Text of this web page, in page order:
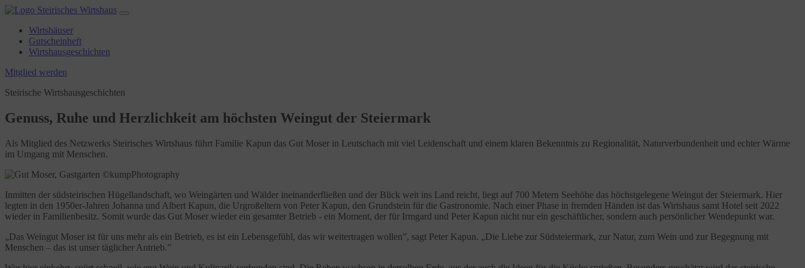
Wirtshäuser
Gutscheinheft
Wirtshausgeschichten
Mitglied werden
Steirische Wirtshausgeschichten
Genuss, Ruhe und Herzlichkeit am höchsten Weingut der Steiermark
Als Mitglied des Netzwerks Steirisches Wirtshaus führt Familie Kapun das Gut Moser in Leutschach mit viel Leidenschaft und einem klaren Bekenntnis zu Regionalität, Naturverbundenheit und echter Wärme
im Umgang mit Menschen.
Inmitten der südsteirischen Hügellandschaft, wo Weingärten und Wälder ineinanderfließen und der Blick weit ins Land reicht, liegt auf 700 Metern Seehöhe das höchstgelegene Weingut der Steiermark. Hier
legten in den 1950er-Jahren Johanna und Albert Kapun, die Urgroßeltern von Peter Kapun, den Grundstein für die Gastronomie. Nach einer Phase in fremden Händen ist das Wirtshaus samt Hotel seit 2022
wieder in Familienbesitz. Somit wurde das Gut Moser wieder ein gesamter Betrieb - ein Moment, der für Irmgard und Peter Kapun nicht nur ein geschäftlicher, sondern auch persönlicher Wendepunkt war.
„Das Weingut Moser ist für uns mehr als ein Betrieb, es ist ein Lebensgefühl, das wir weitertragen wollen”, sagt Peter Kapun. „Die Liebe zur Südsteiermark, zur Natur, zum Wein und zur Begegnung mit
Menschen – das ist unser täglicher Antrieb.”